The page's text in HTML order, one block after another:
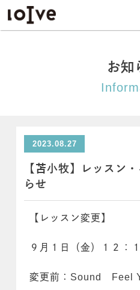
お知
2023.08.27
【苫小牧】レッスン
らせ
【レッスン変更】
９月１日（金）１２：
変更前：Sound Feel